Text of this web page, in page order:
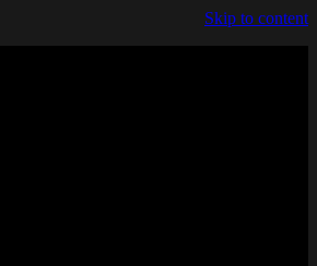
Skip to content